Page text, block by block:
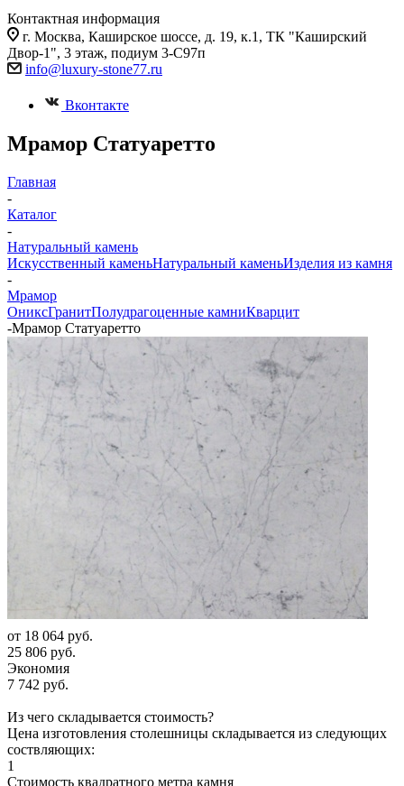
Контактная информация
г. Москва, Каширское шоссе, д. 19, к.1, ТК "Каширский
Двор-1", 3 этаж, подиум 3-С97п
info@luxury-stone77.ru
Вконтакте
Мрамор Статуаретто
Главная
-
Каталог
-
Натуральный камень
Искусственный каменьНатуральный каменьИзделия из камня
-
Мрамор
ОниксГранитПолудрагоценные камниКварцит
-Мрамор Статуаретто
от 18 064 руб.
25 806 руб.
Экономия
7 742 руб.
Из чего складывается стоимость?
Цена изготовления столешницы складывается из следующих
соствляющих:
1
Стоимость квадратного метра камня